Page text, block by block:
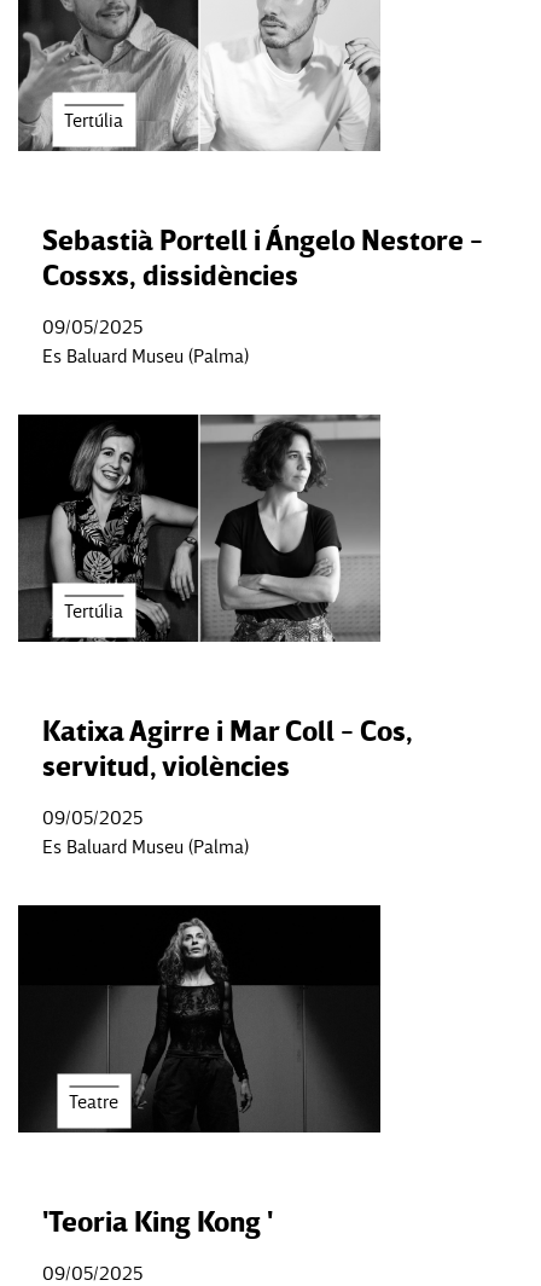
Tertúlia
Sebastià Portell i Ángelo Nestore -
Cossxs, dissidències
09/05/2025
Es Baluard Museu (Palma)
Tertúlia
Katixa Agirre i Mar Coll - Cos,
servitud, violències
09/05/2025
Es Baluard Museu (Palma)
Teatre
'Teoria King Kong '
09/05/2025